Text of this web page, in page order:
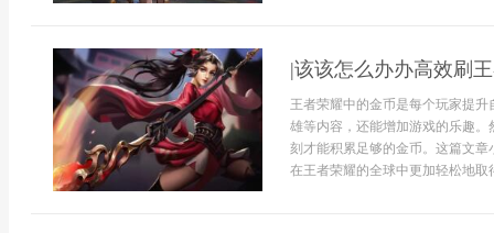
|该该怎么办办高效刷
王者荣耀中的金币是每个玩家提
雄等内容，还能增加游戏的乐趣
刻才能积累足够的金币。这篇文
在王者荣耀的全球中更加轻松地